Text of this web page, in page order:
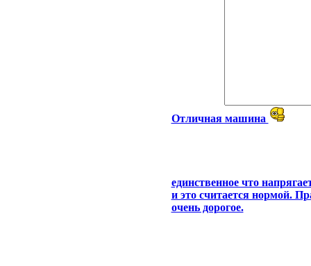
Отличная машина
единственное что
и это считается нормой.
очень дорогое.